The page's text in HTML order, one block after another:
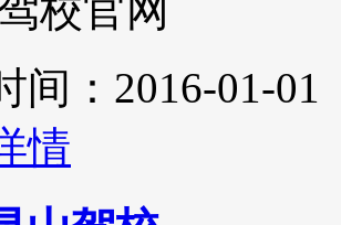
校官网
间：2016-01-01
情